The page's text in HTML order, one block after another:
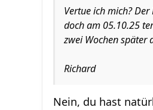
Vertue ich mich?
doch am 05.10.25
zwei Wochen später
Richard
Nein, du hast